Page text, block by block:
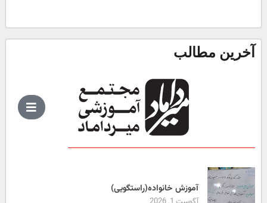
آخرین مطالب
آموزش خانواده(راستگویی)